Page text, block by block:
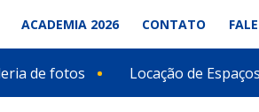
ACADEMIA 2026 CONTATO
de fotos Locação de Espaços